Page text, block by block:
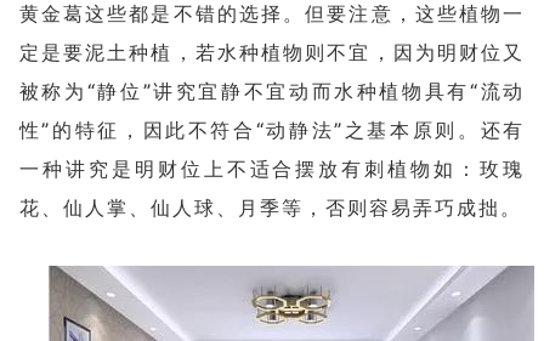
黄金葛这些都是不错的选择。但要注意，这些植物一
定是要泥土种植，若水种植物则不宜，因为明财位又
被称为“静位”讲究宜静不宜动而水种植物具有“流动
性”的特征，因此不符合“动静法”之基本原则。还有
一种讲究是明财位上不适合摆放有刺植物如：玫瑰
花、仙人掌、仙人球、月季等，否则容易弄巧成拙。